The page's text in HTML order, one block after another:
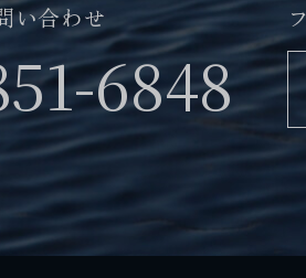
い合わせ
6848